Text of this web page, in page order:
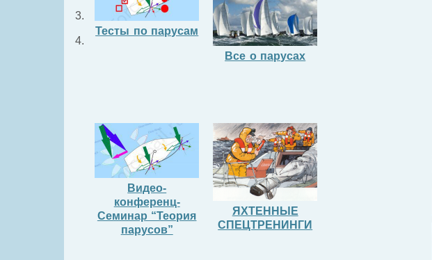
Тесты по парусам
Все о парусах
Видео-
конференц-
Семинар “Теория
парусов”
ЯХТЕННЫЕ
СПЕЦТРЕНИНГИ